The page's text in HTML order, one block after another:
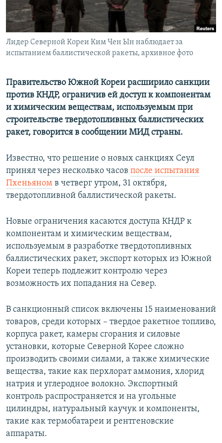
ПОБЕДИТЕЛЕЙ НЕ СУДЯТ?
КРЫМ.НЕПОКОРЕННЫЙ
ELIFBE
ПРИСОЕДИНЯЙТЕСЬ!
Лидер Северной Кореи Ким Чен Ын наблюдает за
испытанием баллистической ракеты, архивное фото
Правительство Южной Кореи расширило санкции
против КНДР, ограничив ей доступ к компонентам
и химическим веществам, используемым при
строительстве твердотопливных баллистических
ракет, говорится в сообщении МИД страны.
Известно, что решение о новых санкциях Сеул
принял через несколько часов после испытания
Пхеньяном в четверг утром, 31 октября,
твердотопливной баллистической ракеты.
Новые ограничения касаются доступа КНДР к
компонентам и химическим веществам,
используемым в разработке твердотопливных
баллистических ракет, экспорт которых из Южной
Кореи теперь подлежит контролю через
возможность их попадания на Север.
В санкционный список включены 15 наименований
товаров, среди которых – твердое ракетное топливо,
корпуса ракет, камеры сгорания и силовые
установки, которые Северной Корее сложно
производить своими силами, а также химические
вещества, такие как перхлорат аммония, хлорид
натрия и углеродное волокно. Экспортный
контроль распространяется и на угольные
цилиндры, натуральный каучук и компоненты,
такие как термобатареи и рентгеновские
аппараты.